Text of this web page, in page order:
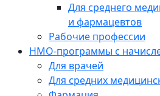
Для среднего
и фармацевтов
Рабочие профессии
НМО-программы с
Для врачей
Для средних